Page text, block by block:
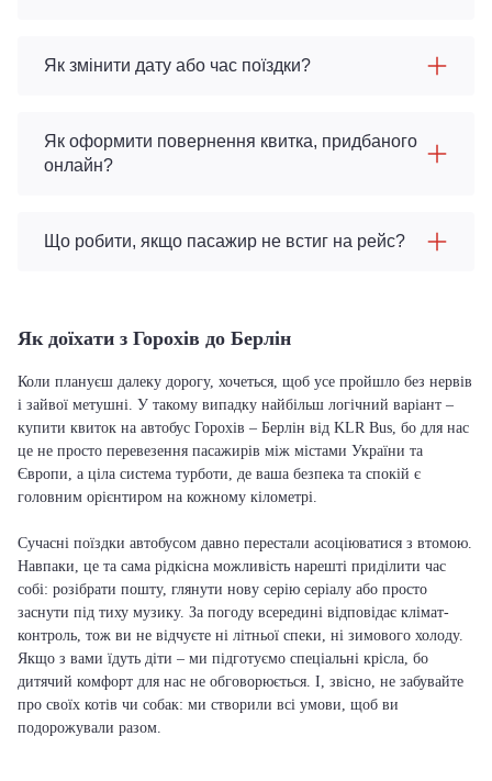
Як змінити дату або час поїздки?
Як оформити повернення квитка, придбаного
онлайн?
Що робити, якщо пасажир не встиг на рейс?
Як доїхати з Горохів до Берлін
Коли плануєш далеку дорогу, хочеться, щоб усе пройшло без нервів
і зайвої метушні. У такому випадку найбільш логічний варіант –
купити квиток на автобус Горохів – Берлін від KLR Bus, бо для нас
це не просто перевезення пасажирів між містами України та
Європи, а ціла система турботи, де ваша безпека та спокій є
головним орієнтиром на кожному кілометрі.
Сучасні поїздки автобусом давно перестали асоціюватися з втомою.
Навпаки, це та сама рідкісна можливість нарешті приділити час
собі: розібрати пошту, глянути нову серію серіалу або просто
заснути під тиху музику. За погоду всередині відповідає клімат-
контроль, тож ви не відчуєте ні літньої спеки, ні зимового холоду.
Якщо з вами їдуть діти – ми підготуємо спеціальні крісла, бо
дитячий комфорт для нас не обговорюється. І, звісно, не забувайте
про своїх котів чи собак: ми створили всі умови, щоб ви
подорожували разом.